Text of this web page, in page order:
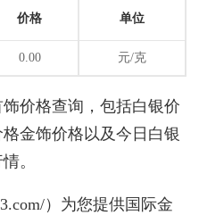
价格 单位
0.00 元/克
饰价格查询，包括白银价
金饰价格以及今日白银
。
）为您提供国际金